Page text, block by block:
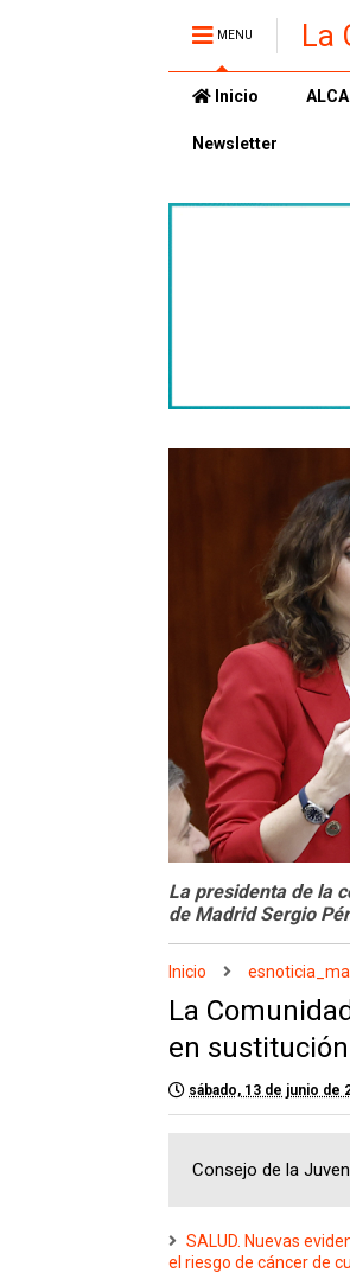
MENU La
Inicio
Newsletter
La presidenta de la
de Madrid Sergio
Inicio
La
en
sábado, 13 de junio de
Consejo de la
SALUD. Nuevas
el riesgo de cáncer de